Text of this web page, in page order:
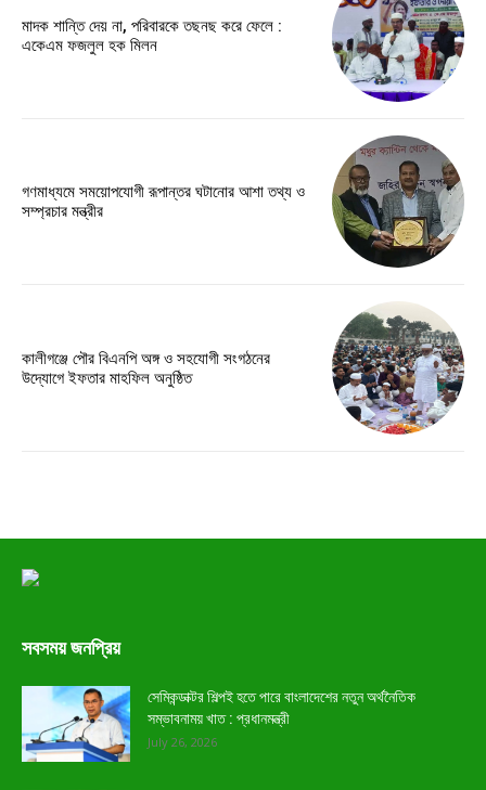
মাদক শান্তি দেয় না, পরিবারকে তছনছ করে ফেলে :
একেএম ফজলুল হক মিলন
গণমাধ্যমে সময়োপযোগী রূপান্তর ঘটানোর আশা তথ্য ও
সম্প্রচার মন্ত্রীর
কালীগঞ্জে পৌর বিএনপি অঙ্গ ও সহযোগী সংগঠনের
উদ্যোগে ইফতার মাহফিল অনুষ্ঠিত
সবসময় জনপ্রিয়
সেমিকন্ডাক্টর শিল্পই হতে পারে বাংলাদেশের নতুন অর্থনৈতিক
সম্ভাবনাময় খাত : প্রধানমন্ত্রী
July 26, 2026